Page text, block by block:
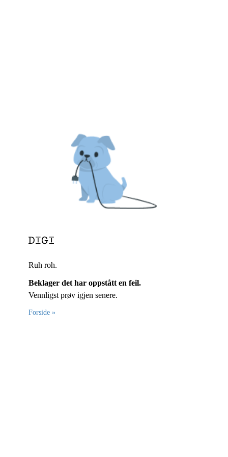
Ruh roh.
Beklager det har oppstått en feil.
Vennligst prøv igjen senere.
Forside »